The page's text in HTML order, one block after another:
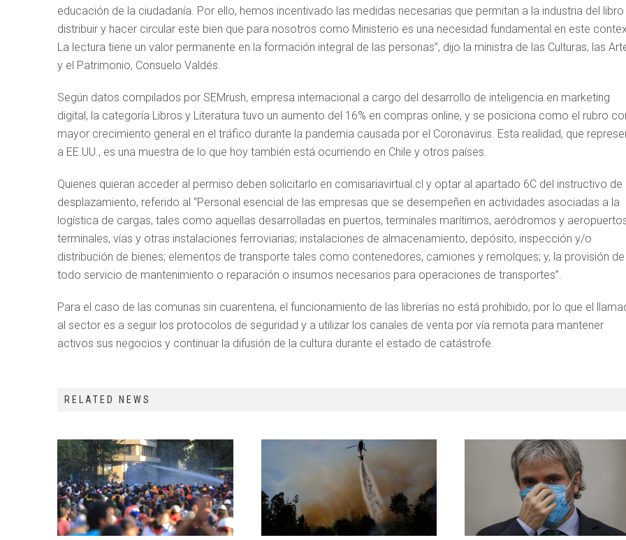
educación de la ciudadanía. Por ello, hemos incentivado las medidas necesarias que permitan a la industria del libro
distribuir y hacer circular este bien que para nosotros como Ministerio es una necesidad fundamental en este
La lectura tiene un valor permanente en la formación integral de las personas”, dijo la ministra de las Culturas, las
y el Patrimonio, Consuelo Valdés.
Según datos compilados por SEMrush, empresa internacional a cargo del desarrollo de inteligencia en marketing
digital, la categoría Libros y Literatura tuvo un aumento del 16% en compras online, y se posiciona como el rubro
mayor crecimiento general en el tráfico durante la pandemia causada por el Coronavirus. Esta realidad, que
a EE.UU., es una muestra de lo que hoy también está ocurriendo en Chile y otros países.
Quienes quieran acceder al permiso deben solicitarlo en comisariavirtual.cl y optar al apartado 6C del instructivo de
desplazamiento, referido al “Personal esencial de las empresas que se desempeñen en actividades asociadas a la
logística de cargas, tales como aquellas desarrolladas en puertos, terminales marítimos, aeródromos y
terminales, vías y otras instalaciones ferroviarias; instalaciones de almacenamiento, depósito, inspección y/o
distribución de bienes; elementos de transporte tales como contenedores, camiones y remolques; y, la provisión de
todo servicio de mantenimiento o reparación o insumos necesarios para operaciones de transportes”.
Para el caso de las comunas sin cuarentena, el funcionamiento de las librerías no está prohibido, por lo que el
al sector es a seguir los protocolos de seguridad y a utilizar los canales de venta por vía remota para mantener
activos sus negocios y continuar la difusión de la cultura durante el estado de catástrofe.
RELATED NEWS